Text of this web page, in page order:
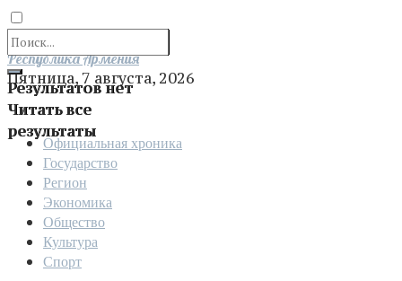
Результатов нет
Читать все
результаты
Отправить
Республика Армения
Пятница, 7 августа, 2026
Официальная хроника
Государство
Регион
Экономика
Общество
Культура
Спорт